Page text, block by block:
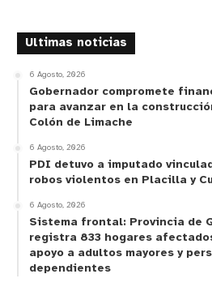
Ultimas noticias
6 Agosto, 2026
Gobernador compromete
para avanzar en la
Colón de Limache
6 Agosto, 2026
PDI detuvo a imputado
robos violentos en Placilla y
6 Agosto, 2026
Sistema frontal: Provincia de
registra 833 hogares
apoyo a adultos mayores y
dependientes